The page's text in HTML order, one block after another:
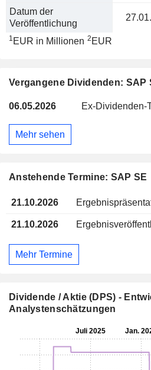
Datum der
Veröffentlichung
1 EUR in Millionen 2 EUR
Vergangene Dividenden: SAP
06.05.2026 Ex-Dividenden-
Mehr sehen
Anstehende Termine: SAP SE
21.10.2026
21.10.2026
Mehr Termine
Dividende / Aktie (DPS) -
Analystenschätzungen